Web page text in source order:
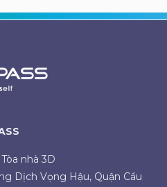
nhà 3D
Dịch Vọng Hậu, Quận Cầu